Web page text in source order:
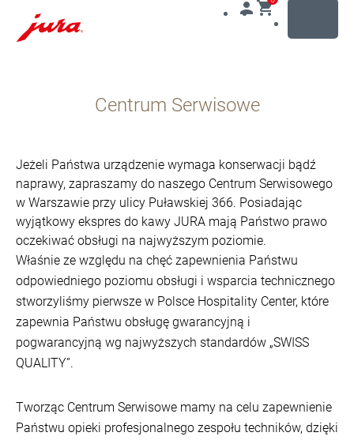
opcji
wyszukiwania
Centrum Serwisowe
Jeżeli Państwa urządzenie wymaga konserwacji bądź
naprawy, zapraszamy do naszego Centrum Serwisowego
w Warszawie przy ulicy Puławskiej 366. Posiadając
wyjątkowy ekspres do kawy JURA mają Państwo prawo
oczekiwać obsługi na najwyższym poziomie.
Właśnie ze względu na chęć zapewnienia Państwu
odpowiedniego poziomu obsługi i wsparcia technicznego
stworzyliśmy pierwsze w Polsce Hospitality Center, które
zapewnia Państwu obsługę gwarancyjną i
pogwarancyjną wg najwyższych standardów „SWISS
QUALITY”.
Tworząc Centrum Serwisowe mamy na celu zapewnienie
Państwu opieki profesjonalnego zespołu techników, dzięki